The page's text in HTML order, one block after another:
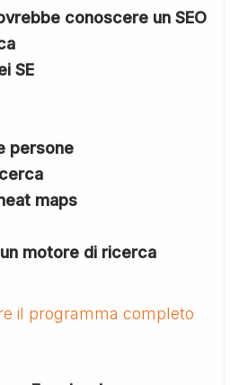
conoscere un SEO
SE
persone
maps
motore di ricerca
il programma completo